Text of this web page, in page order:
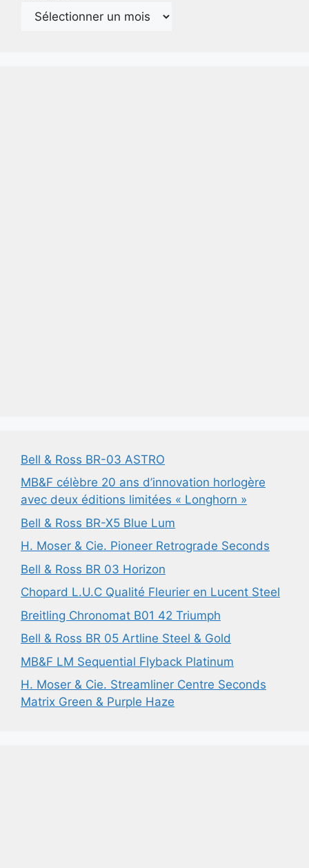
Bell & Ross BR-03 ASTRO
MB&F célèbre 20 ans d’innovation horlogère
avec deux éditions limitées « Longhorn »
Bell & Ross BR-X5 Blue Lum
H. Moser & Cie. Pioneer Retrograde Seconds
Bell & Ross BR 03 Horizon
Chopard L.U.C Qualité Fleurier en Lucent Steel
Breitling Chronomat B01 42 Triumph
Bell & Ross BR 05 Artline Steel & Gold
MB&F LM Sequential Flyback Platinum
H. Moser & Cie. Streamliner Centre Seconds
Matrix Green & Purple Haze